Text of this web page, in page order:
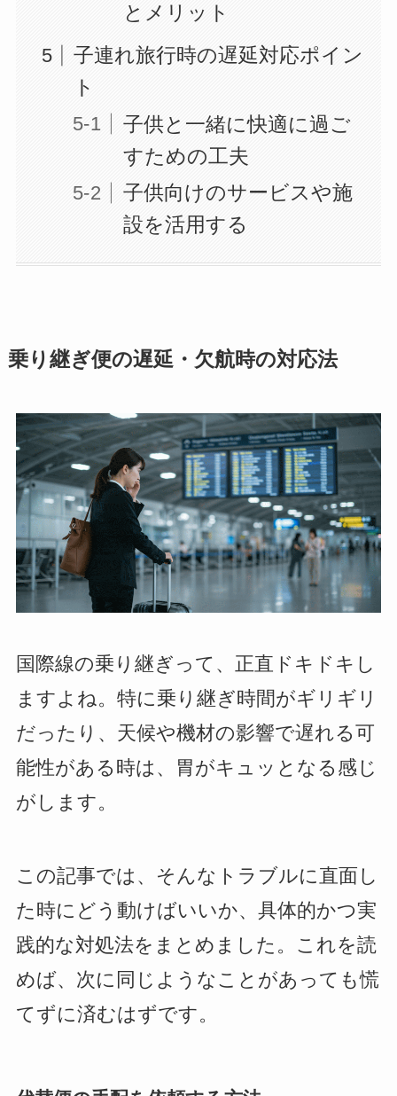
とメリット
子連れ旅行時の遅延対応ポイン
ト
子供と一緒に快適に過ご
すための工夫
子供向けのサービスや施
設を活用する
乗り継ぎ便の遅延・欠航時の対応法
国際線の乗り継ぎって、正直ドキドキし
ますよね。特に乗り継ぎ時間がギリギリ
だったり、天候や機材の影響で遅れる可
能性がある時は、胃がキュッとなる感じ
がします。
この記事では、そんなトラブルに直面し
た時にどう動けばいいか、具体的かつ実
践的な対処法をまとめました。これを読
めば、次に同じようなことがあっても慌
てずに済むはずです。